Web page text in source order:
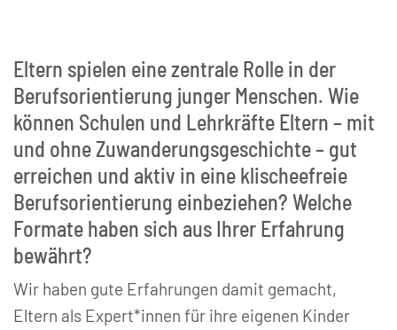
Eltern spielen eine zentrale Rolle in der
Berufsorientierung junger Menschen. Wie
können Schulen und Lehrkräfte Eltern – mit
und ohne Zuwanderungsgeschichte – gut
erreichen und aktiv in eine klischeefreie
Berufsorientierung einbeziehen? Welche
Formate haben sich aus Ihrer Erfahrung
bewährt?
Wir haben gute Erfahrungen damit gemacht,
Eltern als Expert*innen für ihre eigenen Kinder